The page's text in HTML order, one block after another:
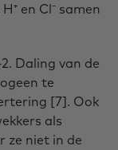
en Cl⁻ samen
Daling van de
te
[7]. Ook
als
ze niet in de